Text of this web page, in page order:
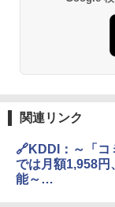
関連リンク
🔗KDDI：～「コ
では月額1,958円
能～